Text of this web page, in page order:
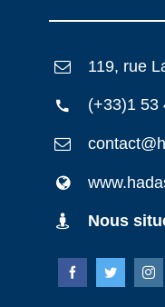
119, rue
(+33)1 53
Nous